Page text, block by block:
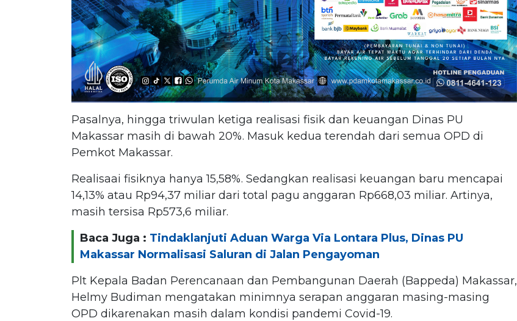
Pasalnya, hingga triwulan ketiga realisasi fisik dan keuangan Dinas PU
Makassar masih di bawah 20%. Masuk kedua terendah dari semua OPD di
Pemkot Makassar.
Realisaai fisiknya hanya 15,58%. Sedangkan realisasi keuangan baru mencapai
14,13% atau Rp94,37 miliar dari total pagu anggaran Rp668,03 miliar. Artinya,
masih tersisa Rp573,6 miliar.
Baca Juga : Tindaklanjuti Aduan Warga Via Lontara Plus, Dinas PU
Makassar Normalisasi Saluran di Jalan Pengayoman
Plt Kepala Badan Perencanaan dan Pembangunan Daerah (Bappeda) Makassar,
Helmy Budiman mengatakan minimnya serapan anggaran masing-masing
OPD dikarenakan masih dalam kondisi pandemi Covid-19.